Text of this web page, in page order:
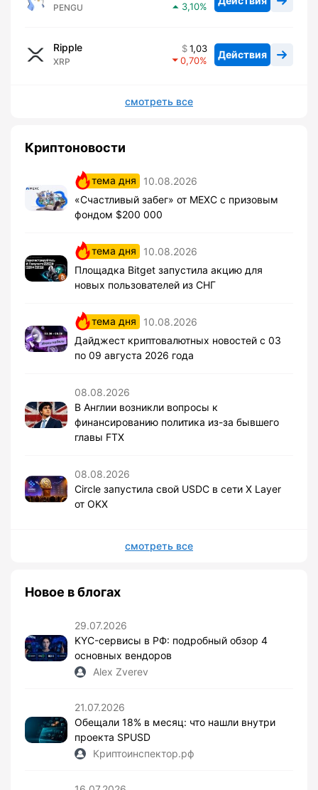
PENGU
3,10
Ripple
XRP
1,03
0,70
Действия
смотреть все
Криптоновости
тема дня
10.08.2026
«Счастливый забег» от MEXC с призовым
фондом $200 000
тема дня
10.08.2026
Площадка Bitget запустила акцию для
новых пользователей из СНГ
тема дня
10.08.2026
Дайджест криптовалютных новостей с 03
по 09 августа 2026 года
08.08.2026
В Англии возникли вопросы к
финансированию политика из-за бывшего
главы FTX
08.08.2026
Circle запустила свой USDC в сети X Layer
от OKX
смотреть все
Новое в блогах
29.07.2026
KYC-сервисы в РФ: подробный обзор 4
основных вендоров
Alex Zverev
21.07.2026
Обещали 18% в месяц: что нашли внутри
проекта SPUSD
Криптоинспектор.рф